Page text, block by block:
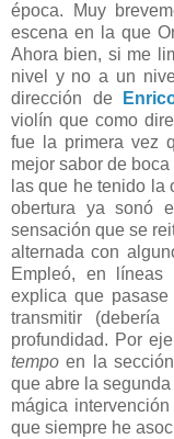
época. Muy
escena en la que
Ahora bien, si me
nivel y no a un
dirección de
violín que como
fue la primera vez
mejor sabor de boca
las que he tenido la
obertura ya sonó
sensación que se
alternada con
Empleó, en líneas
explica que
transmitir
profundidad. Por
tempo en la
que abre la
mágica
que siempre he